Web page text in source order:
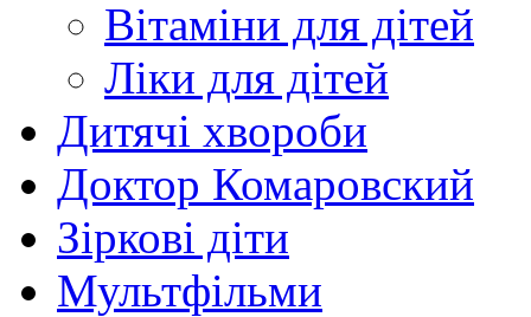
Вітаміни для дітей
Ліки для дітей
Дитячі хвороби
Доктор Комаровский
Зіркові діти
Мультфільми